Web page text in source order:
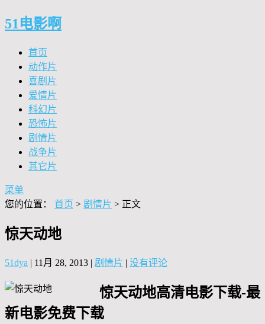
51电影啊
首页
动作片
喜剧片
爱情片
科幻片
恐怖片
剧情片
战争片
其它片
菜单
您的位置： 首页 > 剧情片 > 正文
惊天动地
51dya | 11月 28, 2013 | 剧情片 | 没有评论
惊天动地高清电影下载-最
新电影免费下载